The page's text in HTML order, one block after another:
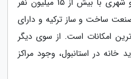
ساخت و ساز ترکیه و دارای
امکانات است. از سوی دیگر
خانه در استانبول، وجود مراکز